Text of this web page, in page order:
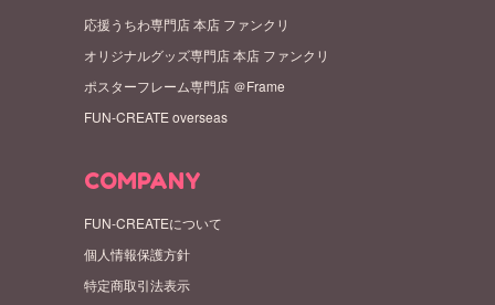
応援うちわ専門店 本店 ファンクリ
オリジナルグッズ専門店 本店 ファンクリ
ポスターフレーム専門店 ＠Frame
FUN-CREATE overseas
COMPANY
FUN-CREATEについて
個人情報保護方針
特定商取引法表示